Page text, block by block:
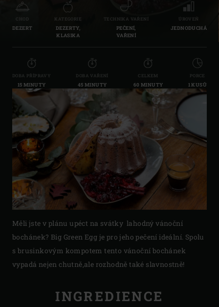
CHOD
DEZERT
KATEGORIE
DEZERTY,
KLASIKA
TECHNIKA VAŘENÍ
PEČENÍ,
VAŘENÍ
ÚROVEŇ
JEDNODUCHÁ
DOBA PŘÍPRAVY
15 MINUTY
DOBA VAŘENÍ
45 MINUTY
CELKEM
60 MINUTY
PORCE
1 KUSŮ
Měli jste v plánu upéct na svátky lahodný vánoční
bochánek? Big Green Egg je pro jeho pečení ideální. Spolu
s brusinkovým kompotem tento vánoční bochánek
vypadá nejen chutně,ale rozhodně také slavnostně!
INGREDIENCE